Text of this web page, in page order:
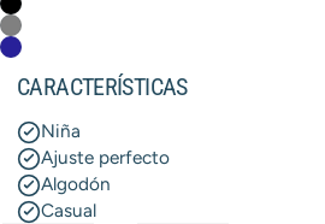
CARACTERÍSTICAS
Niña
Ajuste perfecto
Algodón
Casual